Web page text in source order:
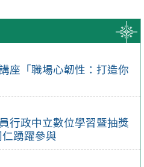
座「職場心韌性：打造你
行政中立數位學習暨抽獎
踴躍參與